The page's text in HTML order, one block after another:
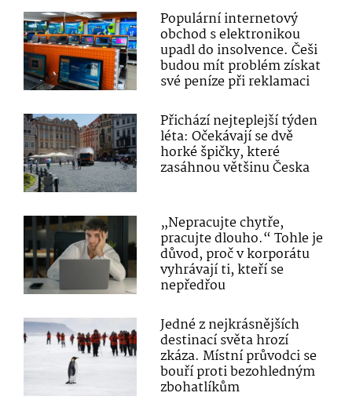
Populární internetový
obchod s elektronikou
upadl do insolvence. Češi
budou mít problém získat
své peníze při reklamaci
Přichází nejteplejší týden
léta: Očekávají se dvě
horké špičky, které
zasáhnou většinu Česka
„Nepracujte chytře,
pracujte dlouho.“ Tohle je
důvod, proč v korporátu
vyhrávají ti, kteří se
nepředřou
Jedné z nejkrásnějších
destinací světa hrozí
zkáza. Místní průvodci se
bouří proti bezohledným
zbohatlíkům